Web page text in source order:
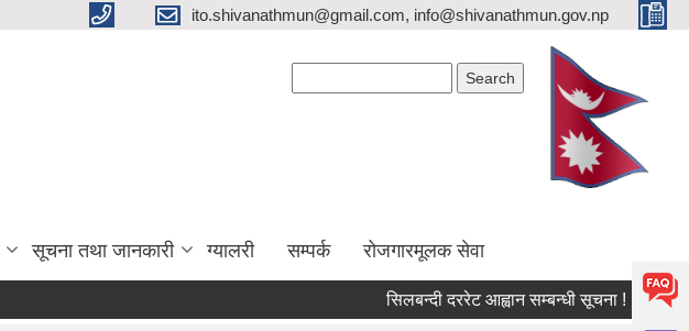
ito.shivanathmun@gmail.com, info@shivanathmun.gov.np
सूचना तथा जानकारी ग्यालरी सम्पर्क रोजगारमूलक सेवा
सिलबन्दी दररेट आह्वान सम्बन्धी सूचना !